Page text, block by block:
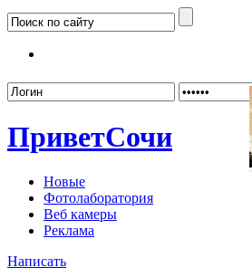
ПриветСочи
Новые
Фотолаборатория
Веб камеры
Реклама
Написать